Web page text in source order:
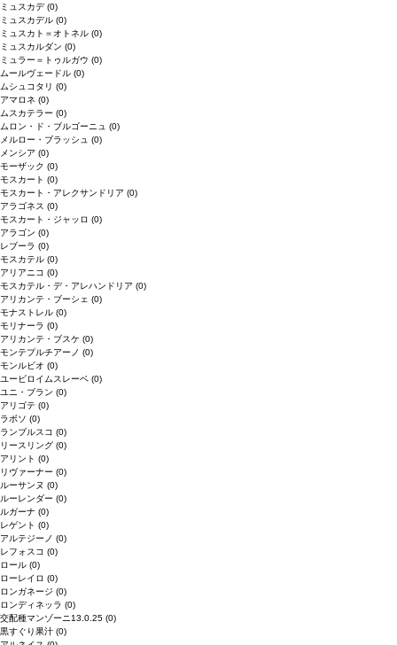
ミュスカデ(0)
ミュスカデル (0)
ミュスカト＝オトネル (0)
ミュスカルダン (0)
ミュラー＝トゥルガウ (0)
ムールヴェードル (0)
ムシュコタリ (0)
アマロネ (0)
ムスカテラー (0)
ムロン・ド・ブルゴーニュ (0)
メルロー・ブラッシュ (0)
メンシア (0)
モーザック (0)
モスカート (0)
モスカート・アレクサンドリア (0)
アラゴネス (0)
モスカート・ジャッロ (0)
アラゴン (0)
レブーラ (0)
モスカテル (0)
アリアニコ (0)
モスカテル・デ・アレハンドリア (0)
アリカンテ・ブーシェ (0)
モナストレル (0)
モリナーラ (0)
アリカンテ・ブスケ (0)
モンテプルチアーノ (0)
モンルビオ (0)
ユービロイムスレーベ (0)
ユニ・ブラン (0)
アリゴテ (0)
ラボソ (0)
ランブルスコ (0)
リースリング (0)
アリント (0)
リヴァーナー (0)
ルーサンヌ (0)
ルーレンダー (0)
ルガーナ (0)
レゲント (0)
アルテジーノ (0)
レフォスコ (0)
ロール (0)
ローレイロ (0)
ロンガネージ (0)
ロンディネッラ (0)
交配種マンゾーニ13.0.25 (0)
黒すぐり果汁 (0)